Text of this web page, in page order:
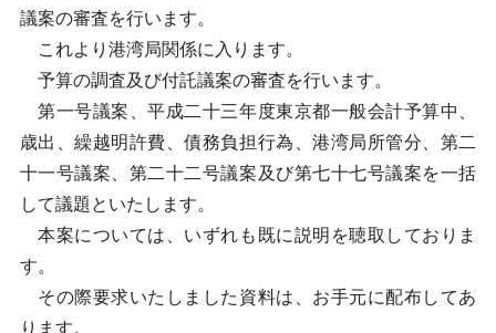
議案の審査を行います。
これより港湾局関係に入ります。
予算の調査及び付託議案の審査を行います。
第一号議案、平成二十三年度東京都一般会計予算中、
歳出、繰越明許費、債務負担行為、港湾局所管分、第二
十一号議案、第二十二号議案及び第七十七号議案を一括
して議題といたします。
本案については、いずれも既に説明を聴取しておりま
す。
その際要求いたしました資料は、お手元に配布してあ
ります。